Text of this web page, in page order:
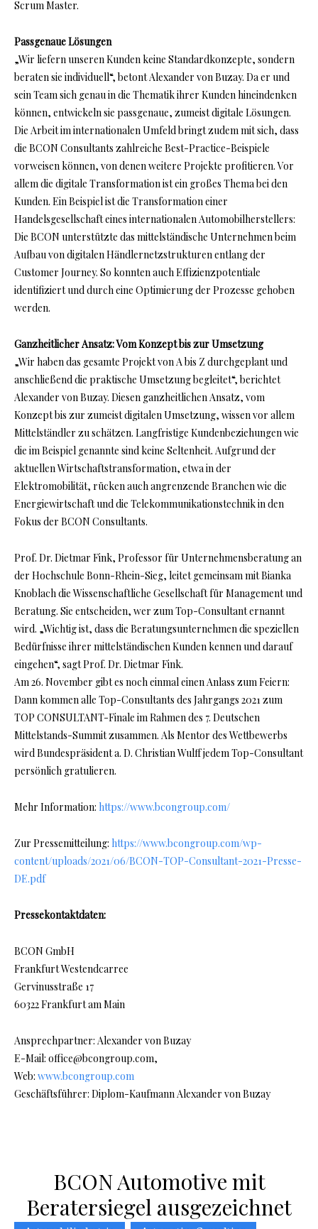
Scrum Master.
Passgenaue Lösungen
„Wir liefern unseren Kunden keine Standardkonzepte, sondern
beraten sie individuell“, betont Alexander von Buzay. Da er und
sein Team sich genau in die Thematik ihrer Kunden hineindenken
können, entwickeln sie passgenaue, zumeist digitale Lösungen.
Die Arbeit im internationalen Umfeld bringt zudem mit sich, dass
die BCON Consultants zahlreiche Best-Practice-Beispiele
vorweisen können, von denen weitere Projekte profitieren. Vor
allem die digitale Transformation ist ein großes Thema bei den
Kunden. Ein Beispiel ist die Transformation einer
Handelsgesellschaft eines internationalen Automobilherstellers:
Die BCON unterstützte das mittelständische Unternehmen beim
Aufbau von digitalen Händlernetzstrukturen entlang der
Customer Journey. So konnten auch Effizienzpotentiale
identifiziert und durch eine Optimierung der Prozesse gehoben
werden.
Ganzheitlicher Ansatz: Vom Konzept bis zur Umsetzung
„Wir haben das gesamte Projekt von A bis Z durchgeplant und
anschließend die praktische Umsetzung begleitet“, berichtet
Alexander von Buzay. Diesen ganzheitlichen Ansatz, vom
Konzept bis zur zumeist digitalen Umsetzung, wissen vor allem
Mittelständler zu schätzen. Langfristige Kundenbeziehungen wie
die im Beispiel genannte sind keine Seltenheit. Aufgrund der
aktuellen Wirtschaftstransformation, etwa in der
Elektromobilität, rücken auch angrenzende Branchen wie die
Energiewirtschaft und die Telekommunikationstechnik in den
Fokus der BCON Consultants.
Prof. Dr. Dietmar Fink, Professor für Unternehmensberatung an
der Hochschule Bonn-Rhein-Sieg, leitet gemeinsam mit Bianka
Knoblach die Wissenschaftliche Gesellschaft für Management und
Beratung. Sie entscheiden, wer zum Top-Consultant ernannt
wird. „Wichtig ist, dass die Beratungsunternehmen die speziellen
Bedürfnisse ihrer mittelständischen Kunden kennen und darauf
eingehen“, sagt Prof. Dr. Dietmar Fink.
Am 26. November gibt es noch einmal einen Anlass zum Feiern:
Dann kommen alle Top-Consultants des Jahrgangs 2021 zum
TOP CONSULTANT-Finale im Rahmen des 7. Deutschen
Mittelstands-Summit zusammen. Als Mentor des Wettbewerbs
wird Bundespräsident a. D. Christian Wulff jedem Top-Consultant
persönlich gratulieren.
Mehr Information: https://www.bcongroup.com/
Zur Pressemitteilung: https://www.bcongroup.com/wp-
content/uploads/2021/06/BCON-TOP-Consultant-2021-Presse-
DE.pdf
Pressekontaktdaten:
BCON GmbH
Frankfurt Westendcarree
Gervinusstraße 17
60322 Frankfurt am Main
Ansprechpartner: Alexander von Buzay
E-Mail: office@bcongroup.com,
Web: www.bcongroup.com
Geschäftsführer: Diplom-Kaufmann Alexander von Buzay
BCON Automotive mit
Beratersiegel ausgezeichnet